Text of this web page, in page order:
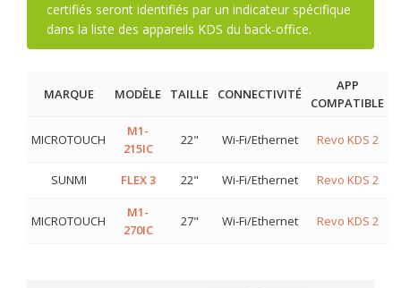
certifiés seront identifiés par un indicateur spécifique
dans la liste des appareils KDS du back-office.
MARQUE MODÈLE TAILLE CONNECTIVITÉ
APP
COMPATIBLE
MICROTOUCH
M1-
215IC
22" Wi-Fi/Ethernet Revo KDS 2
SUNMI FLEX 3 22" Wi-Fi/Ethernet Revo KDS 2
MICROTOUCH
M1-
270IC
27" Wi-Fi/Ethernet Revo KDS 2